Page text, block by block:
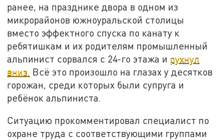
ранее, на празднике двора в одном из
микрорайонов южноуральской столицы
вместо эффектного спуска по канату к
ребятишкам и их родителям промышленный
альпинист сорвался с 24-го этажа и рухнул
вниз. Всё это произошло на глазах у десятков
горожан, среди которых были супруга и
ребёнок альпиниста.
Ситуацию прокомментировал специалист по
охране труда с соответствующими группами